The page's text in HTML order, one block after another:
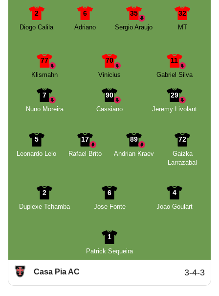
2
Diogo Calila
6
Adriano
35
Sergio Araujo
32
MT
77
Klismahn
70
Vinicius
11
Gabriel Silva
7
Nuno Moreira
90
Cassiano
29
Jeremy Livolant
5
Leonardo Lelo
17
Rafael Brito
89
Andrian Kraev
72
Gaizka
Larrazabal
2
Duplexe Tchamba
6
Jose Fonte
4
Joao Goulart
1
Patrick Sequeira
Casa Pia AC 3-4-3